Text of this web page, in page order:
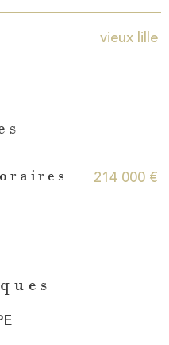
vieux lille
214 000 €